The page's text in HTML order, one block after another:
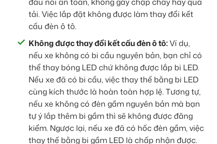
tải. Việc lắp đặt không được làm thay đổi kết
cấu đèn ô tô.
Không được thay đổi kết cấu đèn ô tô:Ví dụ,
nếu xe không có bi cầu nguyên bản, bạn chỉ có
thể thay bóng LED chứ không được lắp bi LED.
Nếu xe đã có bi cầu, việc thay thế bằng bi LED
cùng kích thước là hoàn toàn hợp lệ. Tương tự,
nếu xe không có đèn gầm nguyên bản mà bạn
tự ý lắp thêm bi gầm thì sẽ không được đăng
kiểm. Ngược lại, nếu xe đã có hốc đèn gầm, việc
thay thế bằng bi gầm LED là chấp nhận được.